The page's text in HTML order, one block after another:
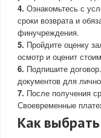
4. Ознакомьтесь с
сроки возврата и
финучреждения.
5. Пройдите оценку
осмотр и оценит
6. Подпишите
документов для
7. После получения
Своевременные
Как